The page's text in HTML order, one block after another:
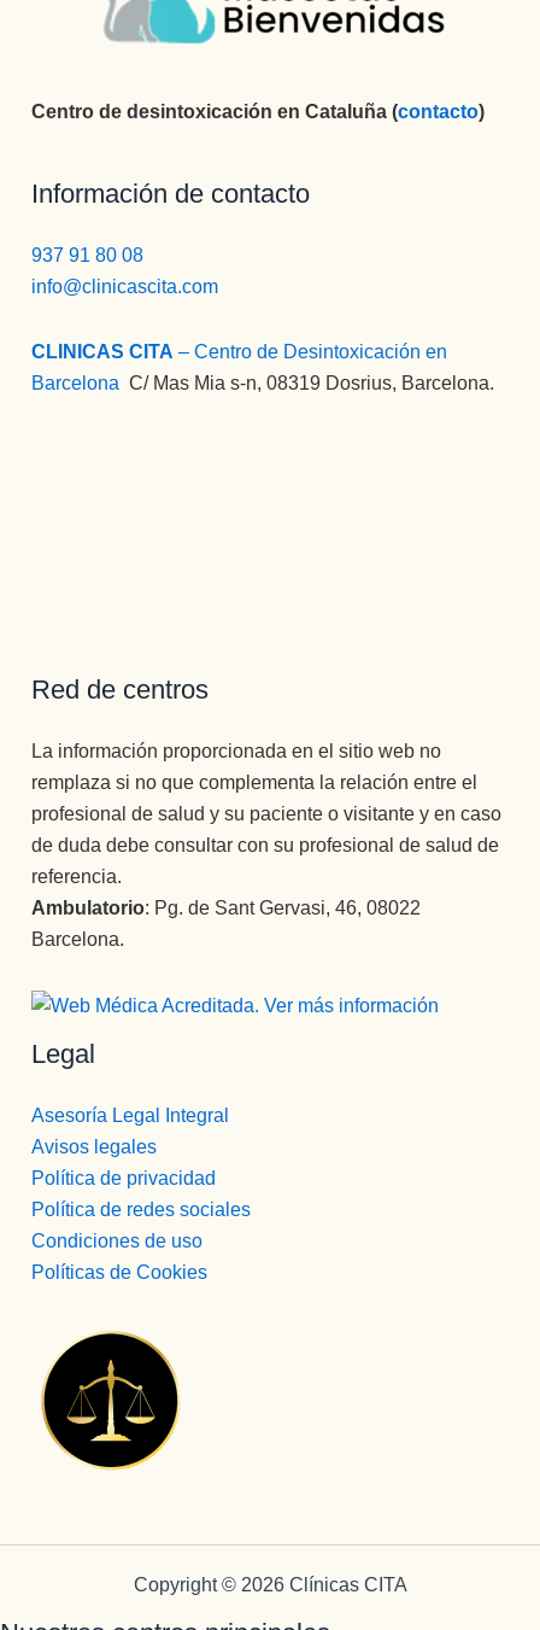
Centro de desintoxicación en Cataluña (contacto)
Información de contacto
937 91 80 08
info@clinicascita.com
CLINICAS CITA – Centro de Desintoxicación en
Barcelona :C/ Mas Mia s-n, 08319 Dosrius, Barcelona.
Red de centros
La información proporcionada en el sitio web no
remplaza si no que complementa la relación entre el
profesional de salud y su paciente o visitante y en caso
de duda debe consultar con su profesional de salud de
referencia.
Ambulatorio: Pg. de Sant Gervasi, 46, 08022
Barcelona.
Legal
Asesoría Legal Integral
Avisos legales
Política de privacidad
Política de redes sociales
Condiciones de uso
Políticas de Cookies
Copyright © 2026 Clínicas CITA